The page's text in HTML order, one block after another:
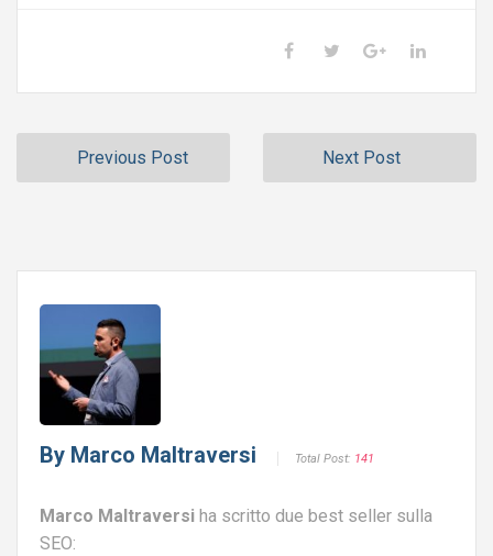
Previous Post Next Post
By Marco Maltraversi Total Post: 141
Marco Maltraversi ha scritto due best seller sulla
SEO: